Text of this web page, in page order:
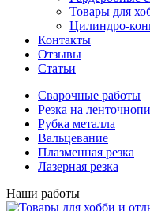
Товары для
Цилиндро-
Контакты
Отзывы
Статьи
Сварочные работы
Резка на
Рубка металла
Вальцевание
Плазменная резка
Лазерная резка
Наши работы